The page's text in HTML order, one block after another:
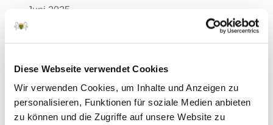
Diese Webseite verwendet Cookies
Wir verwenden Cookies, um Inhalte und Anzeigen zu
personalisieren, Funktionen für soziale Medien anbieten
zu können und die Zugriffe auf unsere Website zu
Juni 2025
Mai 2025
März 2025
Januar 2025